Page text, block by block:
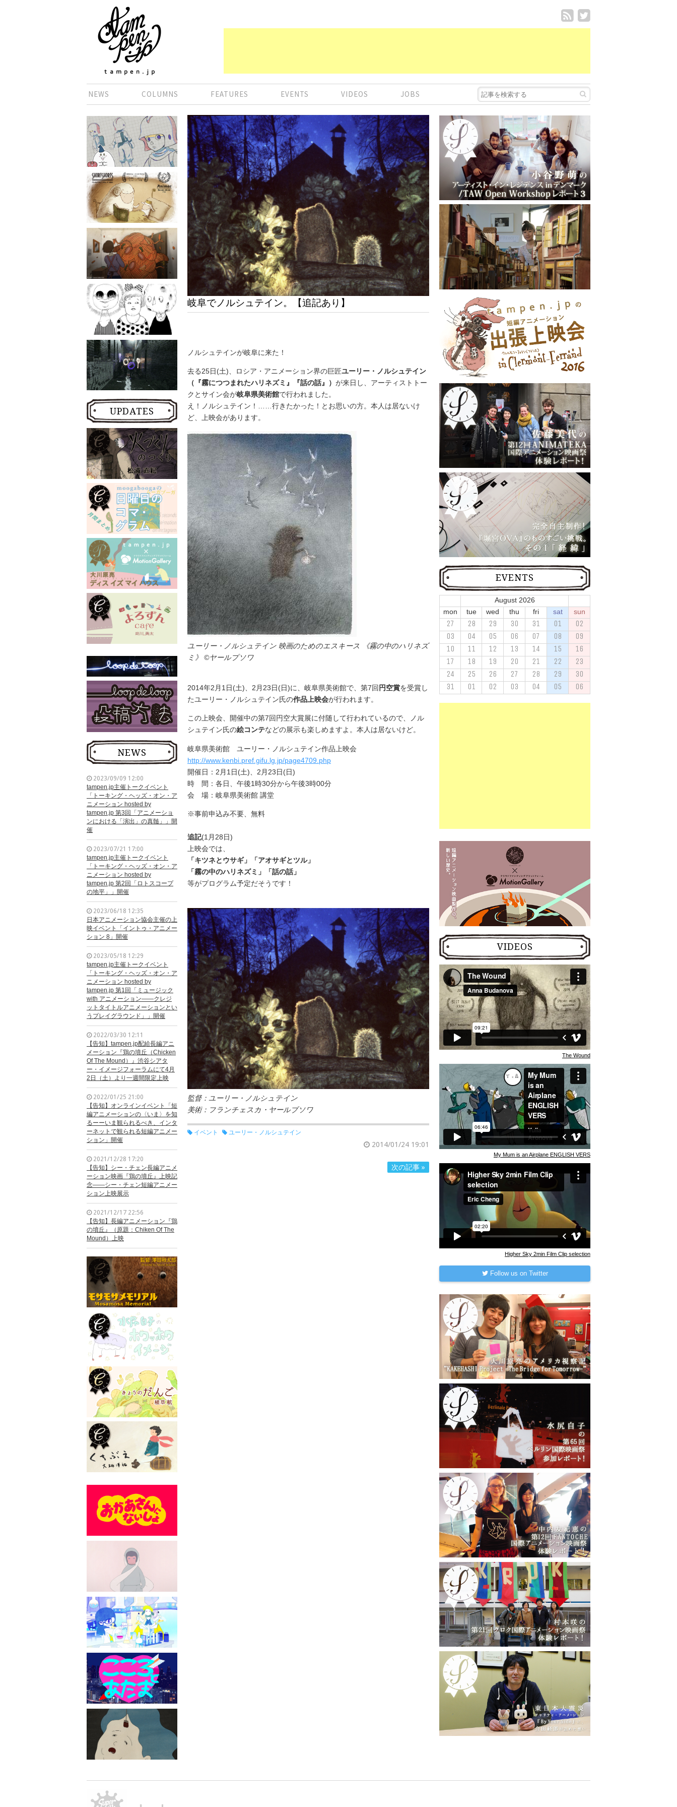
NEWS COLUMNS FEATURES EVENTS VIDEOS JOBS
UPDATES
NEWS
2023/09/09 12:00
tampen.jp主催トークイベント
「トーキング・ヘッズ・オン・ア
ニメーション hosted by
tampen.jp 第3回「アニメーショ
ンにおける「演出」の真髄」」開
催
2023/07/21 17:00
tampen.jp主催トークイベント
「トーキング・ヘッズ・オン・ア
ニメーション hosted by
tampen.jp 第2回「ロトスコープ
の地平」」開催
2023/06/18 12:35
日本アニメーション協会主催の上
映イベント「イントゥ・アニメー
ション 8」開催
2023/05/18 12:29
tampen.jp主催トークイベント
「トーキング・ヘッズ・オン・ア
ニメーション hosted by
tampen.jp 第1回「ミュージック
with アニメーション——クレジ
ットタイトルアニメーションとい
うプレイグラウンド」」開催
2022/03/30 12:11
【告知】tampen.jp配給長編アニ
メーション『鶏の墳丘（Chicken
Of The Mound）』渋谷シアタ
ー・イメージフォーラムにて4月
2日（土）より一週間限定上映
2022/01/25 21:00
【告知】オンラインイベント「短
編アニメーションの〈いま〉を知
るーーいま観られるべき、インタ
ーネットで観られる短編アニメー
ション」開催
2021/12/28 17:20
【告知】シー・チェン長編アニメ
ーション映画『鶏の墳丘』上映記
念——シー・チェン短編アニメー
ション上映展示
2021/12/17 22:56
【告知】長編アニメーション『鶏
の墳丘』（原題：Chiken Of The
Mound）上映
岐阜でノルシュテイン。【追記あり】
ノルシュテインが岐阜に来た！
去る25日(土)、ロシア・アニメーション界の巨匠ユーリー・ノルシュテイン
（『霧につつまれたハリネズミ』『話の話』） が来日し、アーティストトー
クとサイン会が岐阜県美術館で行われました。
え！ノルシュテイン！……行きたかった！とお思いの方。本人は居ないけ
ど、上映会があります。
ユーリー・ノルシュテイン 映画のためのエスキース 《霧の中のハリネズ
ミ》 ©ヤールプソワ
2014年2月1日(土)、2月23日(日)に、岐阜県美術館で、第7回 円空賞を受賞し
たユーリー・ノルシュテイン氏の作品上映会が行われます。
この上映会、開催中の第7回円空大賞展に付随して行われているので、ノル
シュテイン氏の絵コンテなどの展示も楽しめますよ。本人は居ないけど。
岐阜県美術館 ユーリー・ノルシュテイン作品上映会
http://www.kenbi.pref.gifu.lg.jp/page4709.php
開催日：2月1日(土)、2月23日(日)
時 間：各日、午後1時30分から午後3時00分
会 場：岐阜県美術館 講堂
※事前申込み不要、無料
追記(1月28日)
上映会では、
「キツネとウサギ」「アオサギとツル」
「霧の中のハリネズミ」「話の話」
等がプログラム予定だそうです！
監督：ユーリー・ノルシュテイン
美術：フランチェスカ・ヤールブソワ
イベント ユーリー・ノルシュテイン
2014/01/24 19:01
次の記事 »
EVENTS
August 2026
mon
tue wed thu fri sat sun
27 28 29 30 31 01
02
03
04 05 06 07 08
09
10
11 12 13 14 15
16
17
18 19 20 21 22
23
24
25 26 27 28 29
30
31
01 02 03 04 05 06
VIDEOS
The Wound
My Mum is an Airplane ENGLISH VERS
Higher Sky 2min Film Clip selection
Follow us on Twitter